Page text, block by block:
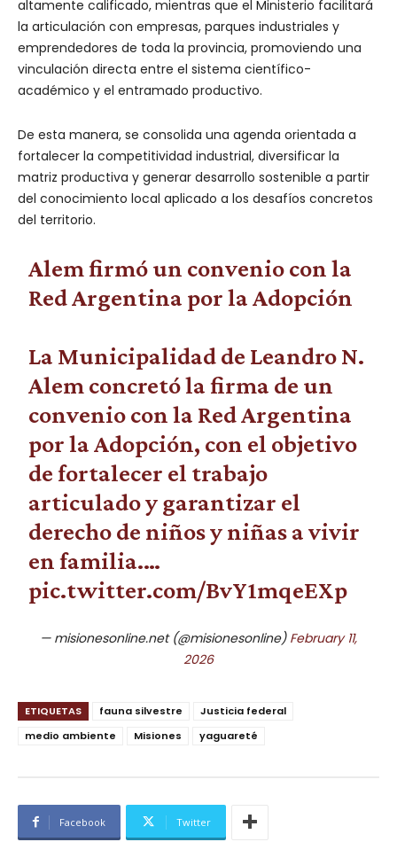
altamente calificado, mientras que el Ministerio facilitará
la articulación con empresas, parques industriales y
emprendedores de toda la provincia, promoviendo una
vinculación directa entre el sistema científico-
académico y el entramado productivo.
De esta manera, se consolida una agenda orientada a
fortalecer la competitividad industrial, diversificar la
matriz productiva y generar desarrollo sostenible a partir
del conocimiento local aplicado a los desafíos concretos
del territorio.
Alem firmó un convenio con la
Red Argentina por la Adopción
La Municipalidad de Leandro N.
Alem concretó la firma de un
convenio con la Red Argentina
por la Adopción, con el objetivo
de fortalecer el trabajo
articulado y garantizar el
derecho de niños y niñas a vivir
en familia.…
pic.twitter.com/BvY1mqeEXp
— misionesonline.net (@misionesonline) February 11,
2026
ETIQUETAS fauna silvestre
Justicia federal
medio ambiente
Misiones yaguareté
Facebook Twitter